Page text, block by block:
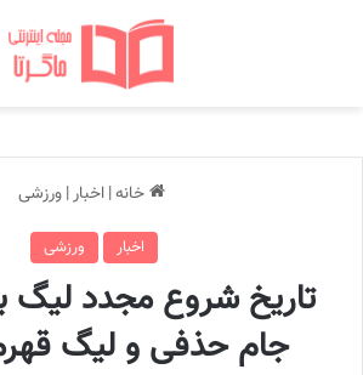
خانه| اخبار| ورزشی
اخبار ورزشی
تاریخ شروع مجدد لیگ
جام حذفی و لیگ